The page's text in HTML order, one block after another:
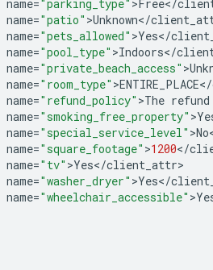
name="parking_type" >Free</
name="patio" >Unknown</
name="pets_allowed" >Yes</
name="pool_type" >Indoors</
name="private_beach_access" >
name="room_type" >ENTIRE_PLACE</
name="refund_policy" >The refund
name="smoking_free_property" >
name="special_service_level" >No
name="square_footage" >1200</
name="tv" >Yes</client_attr
name="washer_dryer" >Yes</
name="wheelchair_accessible" >